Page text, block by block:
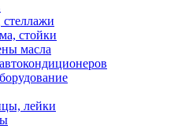
стойки
масла
лейки